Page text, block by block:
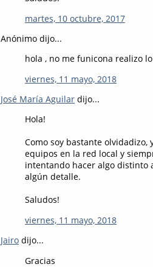
martes, 10 octubre, 2017
Anónimo dijo...
hola , no me funicona realizo
viernes, 11 mayo, 2018
José María Aguilar dijo...
Hola!
Como soy bastante
equipos en la red local y
intentando hacer algo distinto
algún detalle.
Saludos!
viernes, 11 mayo, 2018
Jairo dijo...
Gracias